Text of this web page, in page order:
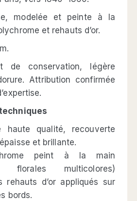
modelée et peinte à la
et rehauts d’or.
de conservation, légère
Attribution confirmée
haute qualité, recouverte
et brillante.
peint à la main
florales multicolores)
rehauts d’or appliqués sur
bords.